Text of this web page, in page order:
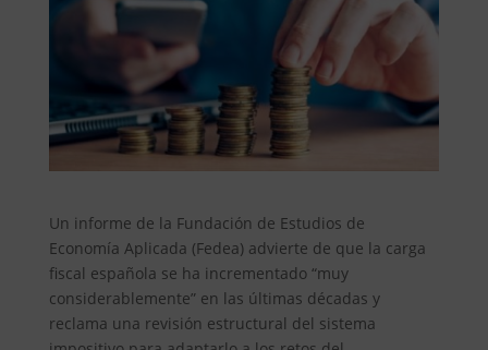
Un informe de la Fundación de Estudios de
Economía Aplicada (Fedea) advierte de que la carga
fiscal española se ha incrementado “muy
considerablemente” en las últimas décadas y
reclama una revisión estructural del sistema